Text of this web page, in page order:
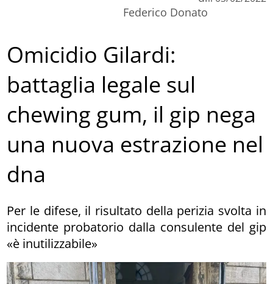
Federico Donato
Omicidio Gilardi:
battaglia legale sul
chewing gum, il gip nega
una nuova estrazione nel
dna
Per le difese, il risultato della perizia svolta in
incidente probatorio dalla consulente del gip
«è inutilizzabile»